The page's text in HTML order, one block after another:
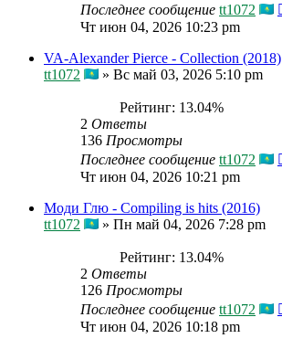
Последнее сообщение tt1072
Чт июн 04, 2026 10:23 pm
VA-Alexander Pierce - Collection (2018)
tt1072
» Вс май 03, 2026 5:10 pm
Рейтинг: 13.04%
2 Ответы
136 Просмотры
Последнее сообщение tt1072
Чт июн 04, 2026 10:21 pm
Моди Глю - Compiling is hits (2016)
tt1072
» Пн май 04, 2026 7:28 pm
Рейтинг: 13.04%
2 Ответы
126 Просмотры
Последнее сообщение tt1072
Чт июн 04, 2026 10:18 pm